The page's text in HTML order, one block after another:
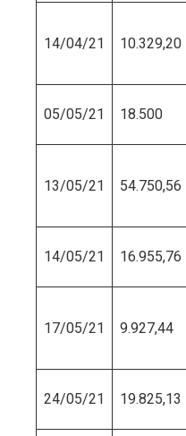
14/04/21 10.329,20
05/05/21 18.500
13/05/21 54.750,56
14/05/21 16.955,76
17/05/21 9.927,44
24/05/21 19.825,13